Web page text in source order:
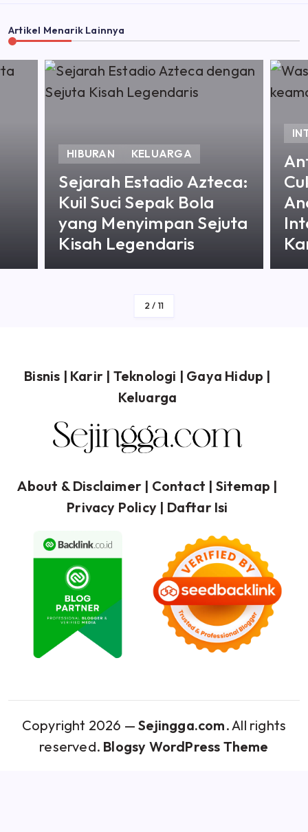
Artikel Menarik Lainnya
Antivirus Saja Tidak
Cukup! Kenali 9
Ancaman Keamanan
Internet yang Wajib
Kamu Waspadai
BySejingga
3/11
Bisnis | Karir | Teknologi | Gaya Hidup |
Keluarga
About & Disclaimer | Contact | Sitemap |
Privacy Policy | Daftar Isi
Copyright 2026 —Sejingga.com. All rights
reserved. Blogsy WordPress Theme